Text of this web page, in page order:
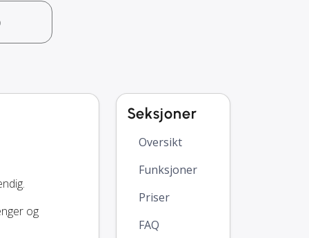
og
Seksjoner
Oversikt
Funksjoner
Priser
FAQ